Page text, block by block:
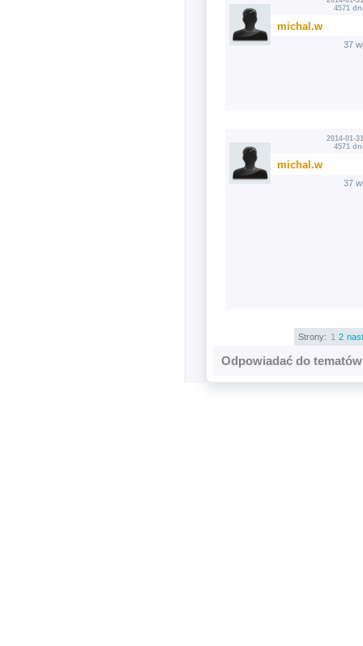
4571
michal.w
37
2014-01-
4571
michal.w
37
Strony: 1 2
Odpowiadać do